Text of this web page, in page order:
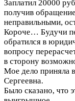
Заплатил 20000
получив
неправильными,
Короче… Будучи
обратился в
вопросу
в сторону
Мое дело приняла
Сергеевна.
Было сказано, что